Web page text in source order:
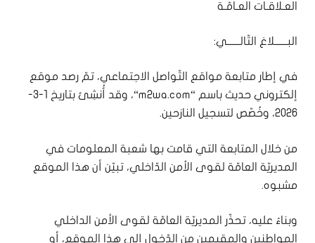
العـلاقـات العـامّـة
البــــــلاغ التّالــــــي:
في إطار متابعة مواقع التّواصل الاجتماعي، تمّ رصد موقع
إلكتروني حديث باسم “m2wa.com“، وقد أُنشِئ بتاريخ 1-3-
2026، وخُصّص لتسجيل النازحين.
من خلال المتابعة التي قامت بها شعبة المعلومات في
المديريّة العامّة لقوى الأمن الدّاخلي، تبيّن أن هذا الموقع
مشبوه.
وبناءً عليه، تحذّر المديريّة العامّة لقوى الأمن الداخلي
المواطنين والمقيمين من الدّخول إلى هذا الموقع، أو